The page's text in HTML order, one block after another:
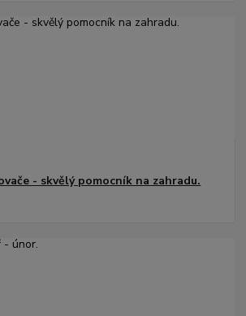
- skvělý pomocník na zahradu.